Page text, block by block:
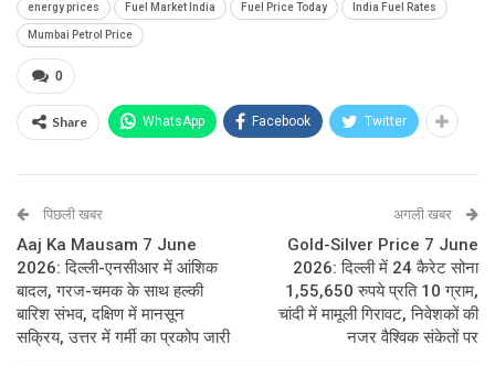
energy prices Fuel Market India Fuel Price Today India Fuel Rates
Mumbai Petrol Price
0
Share WhatsApp Facebook Twitter
पिछली खबर
Aaj Ka Mausam 7 June
2026: दिल्ली-एनसीआर में आंशिक
बादल, गरज-चमक के साथ हल्की
बारिश संभव, दक्षिण में मानसून
सक्रिय, उत्तर में गर्मी का प्रकोप जारी
अगली खबर
Gold-Silver Price 7 June
2026: दिल्ली में 24 कैरेट सोना
1,55,650 रुपये प्रति 10 ग्राम,
चांदी में मामूली गिरावट, निवेशकों की
नजर वैश्विक संकेतों पर